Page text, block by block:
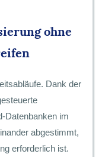
ohne
Dank der
Datenbanken im
abgestimmt,
erforderlich ist.